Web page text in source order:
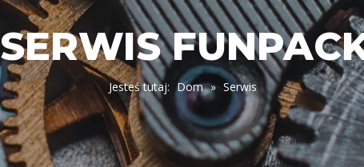
SERWIS
Jesteś tutaj: Dom » Serwis